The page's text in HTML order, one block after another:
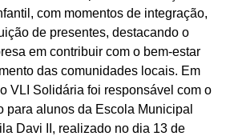
com momentos de integração,
de presentes, destacando o
em contribuir com o bem-estar
das comunidades locais. Em
VLI Solidária foi responsável com o
alunos da Escola Municipal
Davi II, realizado no dia 13 de